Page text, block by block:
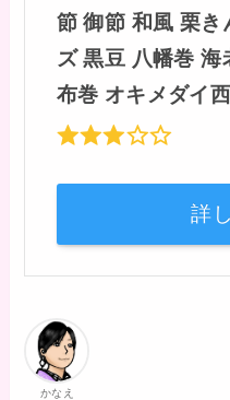
節 御節 和風 栗き
ズ 黒豆 八幡巻
布巻 オキメダイ
詳
かなえ